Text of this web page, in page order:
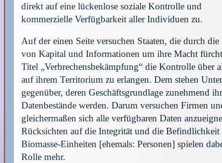
direkt auf eine lückenlose soziale Kontrolle und
kommerzielle Verfügbarkeit aller Individuen zu.
Auf der einen Seite versuchen Staaten, die durch
von Kapital und Informationen um ihre Macht
Titel „Verbrechensbekämpfung“ die Kontrolle über
auf ihrem Territorium zu erlangen. Dem stehen
gegenüber, deren Geschäftsgrundlage zunehmend
Datenbestände werden. Darum versuchen Firmen
gleichermaßen sich alle verfügbaren Daten
Rücksichten auf die Integrität und die
Biomasse-Einheiten [ehemals: Personen] spielen
Rolle mehr.